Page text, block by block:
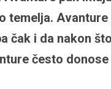
temelja.
čak i da nakon
često